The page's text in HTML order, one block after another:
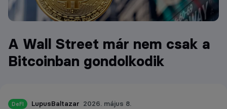
A Wall Street már nem csak a
Bitcoinban gondolkodik
DeFI LupusBaltazar 2026. május 8.